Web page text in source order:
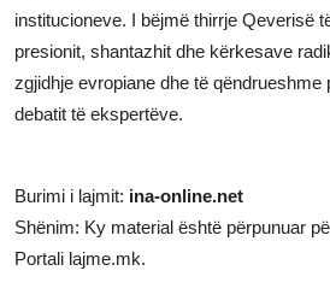
institucioneve. I bëjmë thirrje Qeverisë
presionit, shantazhit dhe kërkesave
zgjidhje evropiane dhe të qëndrueshme
debatit të ekspertëve.
Burimi i lajmit: ina-online.net
Shënim: Ky material është përpunuar
Portali lajme.mk.